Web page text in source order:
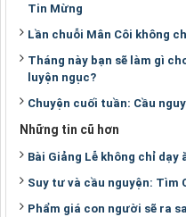
Tin Mừng
Lần chuỗi Mân Côi không
Tháng này bạn sẽ làm gì
luyện ngục?
Chuyện cuối tuần: Cầu
Những tin cũ hơn
Bài Giảng Lễ không chỉ dạy
Suy tư và cầu nguyện: Tìm
Phẩm giá con người sẽ ra